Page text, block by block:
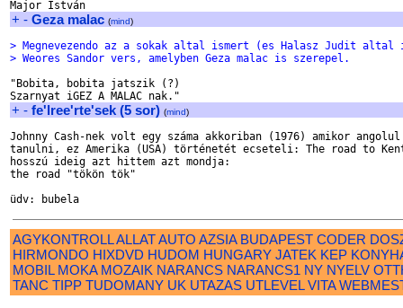
+ - Geza malac (mind)
> Megnevezendo az a sokak altal ismert (es Halasz Judit altal
> Weores Sandor vers, amelyben Geza malac is szerepel.
"Bobita, bobita jatszik (?)
+ - fe'lree'rte'sek (5 sor) (mind)
Johnny Cash-nek volt egy száma akkoriban (1976) amikor angolul
tanulni, ez Amerika (USA) történetét ecseteli: The road to
hosszú ideig azt hittem azt mondja:
the road "tökön tök"
AGYKONTROLLALLATAUTO AZSIA BUDAPEST CODER
HIRMONDO HIXDVD HUDOM HUNGARY JATEK KEP
MOBIL MOKA MOZAIK NARANCS NARANCS1 NY NYELV
TANC TIPP TUDOMANY UK UTAZAS UTLEVEL VITA